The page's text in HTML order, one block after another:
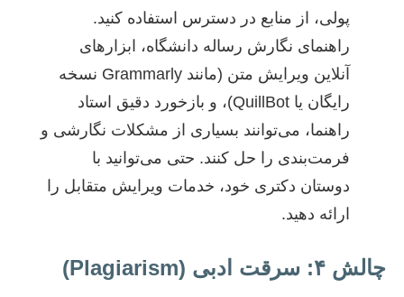
پولی، از منابع در دسترس استفاده کنید.
راهنمای نگارش رساله دانشگاه، ابزارهای
آنلاین ویرایش متن (مانند Grammarly نسخه
رایگان یا QuillBot)، و بازخورد دقیق استاد
راهنما، می‌توانند بسیاری از مشکلات نگارشی و
فرمت‌بندی را حل کنند. حتی می‌توانید با
دوستان دکتری خود، خدمات ویرایش متقابل را
ارائه دهید.
چالش ۴: سرقت ادبی (Plagiarism)